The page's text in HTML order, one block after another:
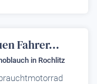
Fahrer...
in Rochlitz